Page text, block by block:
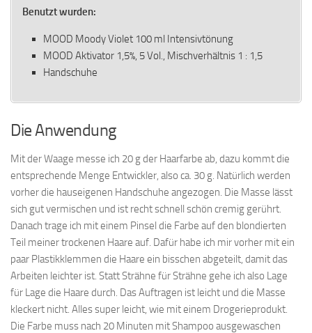
Benutzt wurden:
MOOD Moody Violet 100 ml Intensivtönung
MOOD Aktivator 1,5%, 5 Vol., Mischverhältnis 1 : 1,5
Handschuhe
Die Anwendung
Mit der Waage messe ich 20 g der Haarfarbe ab, dazu kommt die
entsprechende Menge Entwickler, also ca. 30 g. Natürlich werden
vorher die hauseigenen Handschuhe angezogen. Die Masse lässt
sich gut vermischen und ist recht schnell schön cremig gerührt.
Danach trage ich mit einem Pinsel die Farbe auf den blondierten
Teil meiner trockenen Haare auf. Dafür habe ich mir vorher mit ein
paar Plastikklemmen die Haare ein bisschen abgeteilt, damit das
Arbeiten leichter ist. Statt Strähne für Strähne gehe ich also Lage
für Lage die Haare durch. Das Auftragen ist leicht und die Masse
kleckert nicht. Alles super leicht, wie mit einem Drogerieprodukt.
Die Farbe muss nach 20 Minuten mit Shampoo ausgewaschen